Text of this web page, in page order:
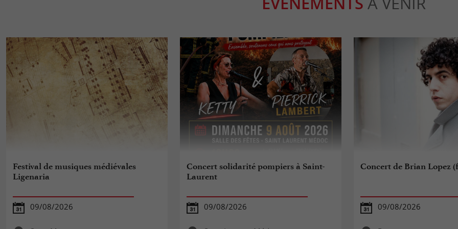
Festival de musiques médiévales
Ligenaria
09/08/2026
Concert solidarité pompiers à Saint-
Laurent
09/08/2026
Concert de Brian Lopez
09/08/2026